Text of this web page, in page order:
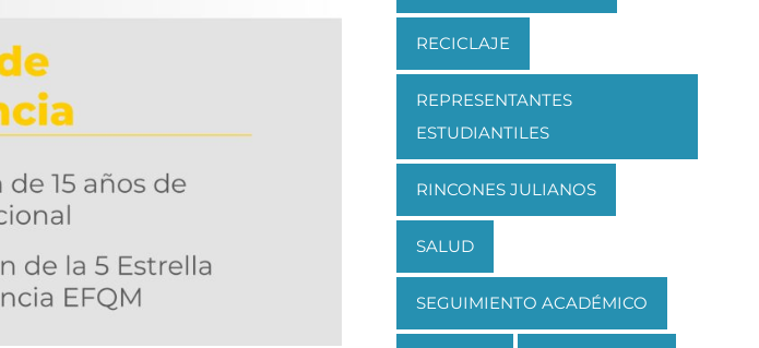
RECICLAJE
REPRESENTANTES
ESTUDIANTILES
RINCONES JULIANOS
SALUD
SEGUIMIENTO ACADÉMICO